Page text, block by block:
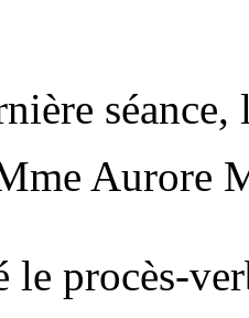
Aurore
le procès-